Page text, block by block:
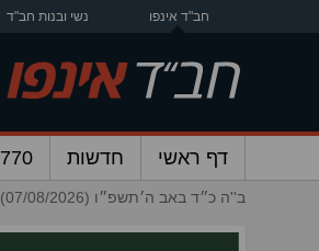
חב"ד אינפו נשי ובנות חב"ד
דף ראשי חדשות 770
ב''ה כ״ד באב ה׳תשפ״ו (07/08/2026)